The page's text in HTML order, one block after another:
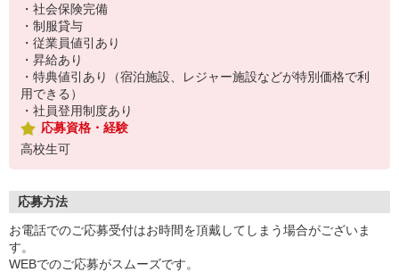
・社会保険完備
・制服貸与
・従業員値引あり
・昇給あり
・特典値引あり（宿泊施設、レジャー施設などが特別価格で利
用できる）
・社員登用制度あり
応募資格・経験
高校生可
応募方法
お電話でのご応募受付はお時間を頂戴してしまう場合がございま
す。
WEBでのご応募がスムーズです。